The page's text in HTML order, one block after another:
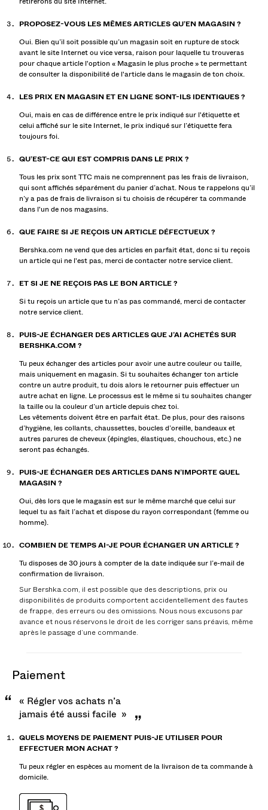
PROPOSEZ-VOUS LES MÊMES ARTICLES QU’EN MAGASIN ?
Oui. Bien qu’il soit possible qu’un magasin soit en rupture de stock
avant le site Internet ou vice versa, raison pour laquelle tu trouveras
pour chaque article l'option « Magasin le plus proche » te permettant
de consulter la disponibilité de l'article dans le magasin de ton choix.
LES PRIX EN MAGASIN ET EN LIGNE SONT-ILS IDENTIQUES ?
Oui, mais en cas de différence entre le prix indiqué sur l'étiquette et
celui affiché sur le site Internet, le prix indiqué sur l’étiquette fera
toujours foi.
QU’EST-CE QUI EST COMPRIS DANS LE PRIX ?
Tous les prix sont TTC mais ne comprennent pas les frais de livraison,
qui sont affichés séparément du panier d’achat. Nous te rappelons qu’il
n’y a pas de frais de livraison si tu choisis de récupérer ta commande
dans l'un de nos magasins.
QUE FAIRE SI JE REÇOIS UN ARTICLE DÉFECTUEUX ?
Bershka.com ne vend que des articles en parfait état, donc si tu reçois
un article qui ne l'est pas, merci de contacter notre service client.
ET SI JE NE REÇOIS PAS LE BON ARTICLE ?
Si tu reçois un article que tu n’as pas commandé, merci de contacter
notre service client.
PUIS-JE ÉCHANGER DES ARTICLES QUE J’AI ACHETÉS SUR
BERSHKA.COM ?
Tu peux échanger des articles pour avoir une autre couleur ou taille,
mais uniquement en magasin. Si tu souhaites échanger ton article
contre un autre produit, tu dois alors le retourner puis effectuer un
autre achat en ligne. Le processus est le même si tu souhaites changer
la taille ou la couleur d’un article depuis chez toi.
Les vêtements doivent être en parfait état. De plus, pour des raisons
d’hygiène, les collants, chaussettes, boucles d’oreille, bandeaux et
autres parures de cheveux (épingles, élastiques, chouchous, etc.) ne
seront pas échangés.
PUIS-JE ÉCHANGER DES ARTICLES DANS N’IMPORTE QUEL
MAGASIN ?
Oui, dès lors que le magasin est sur le même marché que celui sur
lequel tu as fait l’achat et dispose du rayon correspondant (femme ou
homme).
COMBIEN DE TEMPS AI-JE POUR ÉCHANGER UN ARTICLE ?
Tu disposes de 30 jours à compter de la date indiquée sur l’e-mail de
confirmation de livraison.
Sur Bershka.com, il est possible que des descriptions, prix ou
disponibilités de produits comportent accidentellement des fautes
de frappe, des erreurs ou des omissions. Nous nous excusons par
avance et nous réservons le droit de les corriger sans préavis, même
après le passage d’une commande.
paiement
« Régler vos achats n’a
jamais été aussi facile »
QUELS MOYENS DE PAIEMENT PUIS-JE UTILISER POUR
EFFECTUER MON ACHAT ?
Tu peux régler en espèces au moment de la livraison de ta commande à
domicile.